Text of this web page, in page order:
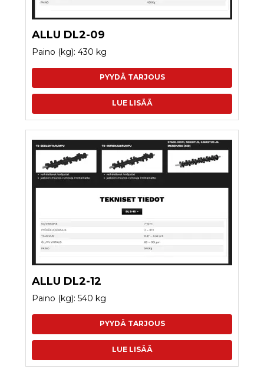
ALLU DL2-09
Paino (kg): 430 kg
PYYDÄ TARJOUS
LUE LISÄÄ
ALLU DL2-12
Paino (kg): 540 kg
PYYDÄ TARJOUS
LUE LISÄÄ